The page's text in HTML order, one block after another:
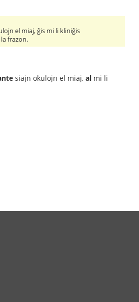
el miaj, ĝis mi li kliniĝis
frazon.
siajn okulojn el miaj, al mi li